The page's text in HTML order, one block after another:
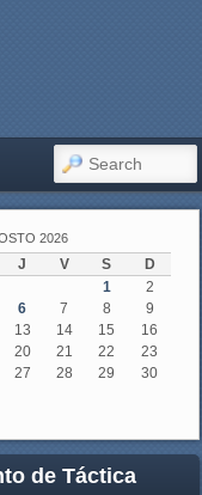
SEARCH
2026
J V S
D
1
2
6 7 8
9
13 14 15
16
20 21 22
23
27 28 29
30
de Táctica